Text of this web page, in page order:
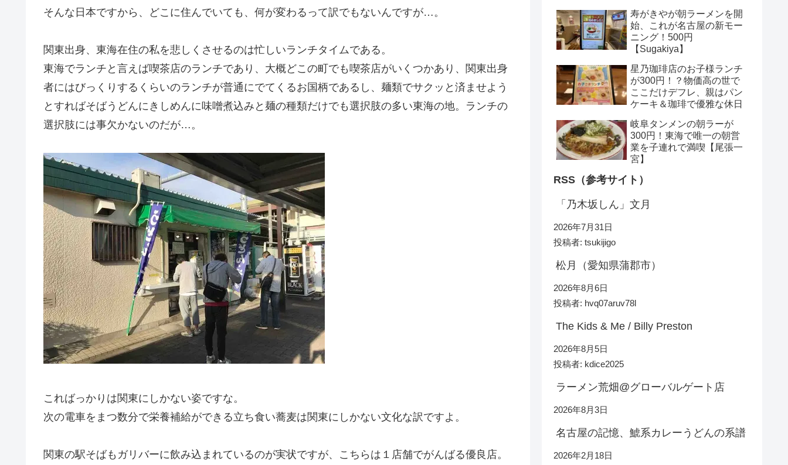
そんな日本ですから、どこに住んでいても、何が変わるって訳でもないんですが…。
関東出身、東海在住の私を悲しくさせるのは忙しいランチタイムである。
東海でランチと言えば喫茶店のランチであり、大概どこの町でも喫茶店がいくつかあり、関東出身
者にはびっくりするくらいのランチが普通にでてくるお国柄であるし、麺類でサクッと済ませよう
とすればそばうどんにきしめんに味噌煮込みと麺の種類だけでも選択肢の多い東海の地。ランチの
選択肢には事欠かないのだが…。
こればっかりは関東にしかない姿ですな。
次の電車をまつ数分で栄養補給ができる立ち食い蕎麦は関東にしかない文化な訳ですよ。
関東の駅そばもガリバーに飲み込まれているのが実状ですが、こちらは１店舗でがんばる優良店。
寿がきやが朝ラーメンを開
始、これが名古屋の新モー
ニング！500円
【Sugakiya】
星乃珈琲店のお子様ランチ
が300円！？物価高の世で
ここだけデフレ、親はパン
ケーキ＆珈琲で優雅な休日
岐阜タンメンの朝ラーが
300円！東海で唯一の朝営
業を子連れで満喫【尾張一
宮】
RSS（参考サイト）
「乃木坂しん」文月
2026年7月31日
投稿者: tsukijigo
松月（愛知県蒲郡市）
2026年8月6日
投稿者: hvq07aruv78l
The Kids & Me / Billy Preston
2026年8月5日
投稿者: kdice2025
ラーメン荒畑@グローバルゲート店
2026年8月3日
名古屋の記憶、鯱系カレーうどんの系譜
2026年2月18日